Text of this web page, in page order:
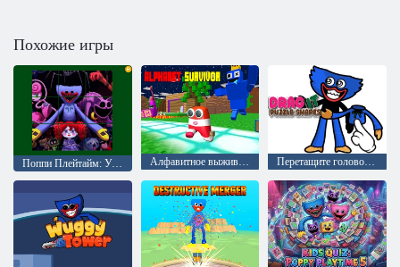
Похожие игры
Поппи Плейтайм: Ужасный Хагги Алфавитное выживание Перетащите головоломки